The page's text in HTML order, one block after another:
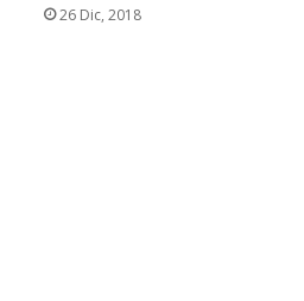
26 Dic, 2018